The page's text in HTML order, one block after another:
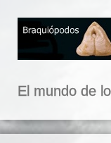
El mundo de